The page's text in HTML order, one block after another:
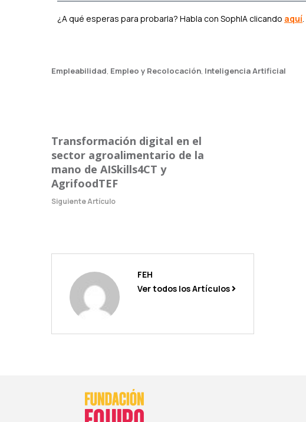
¿A qué esperas para probarla? Habla con SophIA clicando aquí
Empleabilidad, Empleo y Recolocación, Inteligencia Artificial
Transformación digital en el
sector agroalimentario de la
mano de AISkills4CT y
AgrifoodTEF
Siguiente Artículo
FEH
Ver todos los Artículos